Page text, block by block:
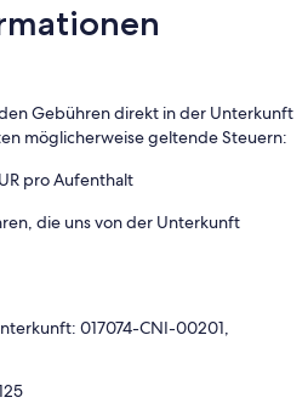
Gebühren direkt in der Unterkunft
möglicherweise geltende Steuern:
pro Aufenthalt
die uns von der Unterkunft
017074-CNI-00201,